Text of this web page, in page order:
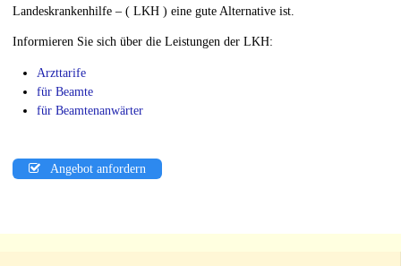
Landeskrankenhilfe – ( LKH ) eine gute Alternative ist.
Informieren Sie sich über die Leistungen der LKH:
Arzttarife
für Beamte
für Beamtenanwärter
Angebot anfordern